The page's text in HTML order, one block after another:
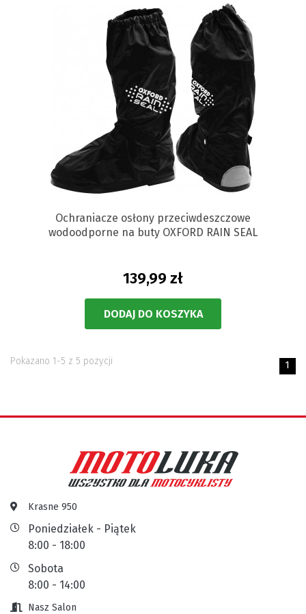
Ochraniacze osłony przeciwdeszczowe
wodoodporne na buty OXFORD RAIN SEAL
139,99 zł
DODAJ DO KOSZYKA
Pokazano 1-5 z 5 pozycji 1
Krasne 950
Poniedziałek - Piątek
8:00 - 18:00
Sobota
8:00 - 14:00
Nasz Salon